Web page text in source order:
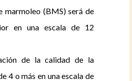
marmoleo (BMS) será de
en una escala de 12
de la calidad de la
4 o más en una escala de